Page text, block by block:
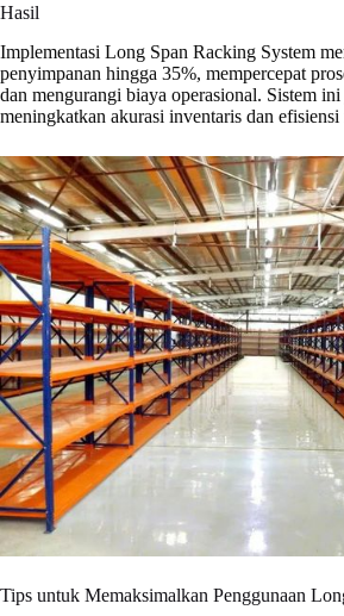
Hasil
Implementasi Long Span Racking System
penyimpanan hingga 35%, mempercepat
dan mengurangi biaya operasional. Sistem
meningkatkan akurasi inventaris dan efisiensi
Tips untuk Memaksimalkan Penggunaan